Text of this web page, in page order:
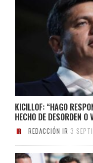
KICILLOF: “HAGO
HECHO DE DESORDEN
REDACCIÓN IR 3